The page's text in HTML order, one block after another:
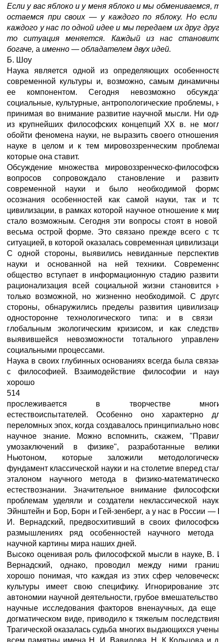
Если у вас яблоко и у меня яблоко и мы обмениваемся,
остаемся при своих— у каждого по яблоку. Но
каждого у нас по одной идееи мы передаем их друг
то ситуация меняется. Каждый из нас
богаче, а именно — обладателем двух идей.
Б. Шоу
Наука является одной из определяющих
современной культуры и, возможно, самым
ее компонентом. Сегодня невозможно
социальные, культурные, антропологические проблемы,
принимая во внимание развитие научной мысли. Ни
из крупнейших философских концепций XX в. не
обойти феномена науки, не выразить своего
науке в целом и к тем мировоззренческим
которые она ставит.
Обсуждение множества мировоззренческо-
вопросов сопровождало становление и
современной науки и было необходимой
осознания особенностей как самой науки, так и
цивилизации, в рамках которой научное отношение к
стало возможным. Сегодня эти вопросы стоят в
весьма острой форме. Это связано прежде всего с
ситуацией, в которой оказалась современная
С одной стороны, выявились невиданные
науки и основанной на ней техники.
общество вступает в информационную стадию
рационализация всей социальной жизни становится
только возможной, но жизненно необходимой. С
стороны, обнаружились пределы развития
односторонне технологического типа: и в связи
глобальным экологическим кризисом, и как
выявившейся невозможности тотального
социальными процессами.
Наука в своих глубинных основаниях всегда была
с философией. Взаимодействие философии и
хорошо
514
прослеживается в творчестве
естествоиспытателей. Особенно оно характерно
переломных эпох, когда создавалось принципиально
научное знание. Можно вспомнить, скажем,
умозаключений в физике", разработанные
Ньютоном, которые заложили
фундамент классической науки и на столетие вперед
эталоном научного метода в физико-
естествознании. Значительное внимание
проблемам уделяли и создатели неклассической
Эйнштейн и Бор, Борн и Гей-зенберг, а у нас в России —
И. Вернадский, предвосхитивший в своих
размышлениях ряд особенностей научного метода
научной картины мира наших дней.
Высоко оценивая роль философской мысли в науке, В.
Вернадский, однако, проводил между ними
хорошо понимая, что каждая из этих сфер
культуры имеет свою специфику. Игнорирование
автономии научной деятельности, грубое
научные исследования факторов вненаучных, да
догматическом виде, приводило к тяжелым
Трагической оказалась судьба многих выдающихся
всем памятны имена Н. И. Вавилова, Н. К Кольцова и